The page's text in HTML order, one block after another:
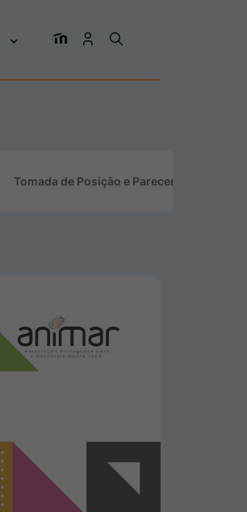
Tomada de Posição e Pareceres